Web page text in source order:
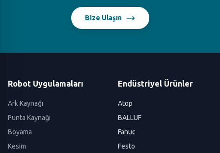
Bize Ulaşın
Robot Uygulamaları
Ark Kaynağı
Punta Kaynağı
Boyama
Kesim
Endüstriyel Ürünler
Atop
BALLUF
Fanuc
Festo